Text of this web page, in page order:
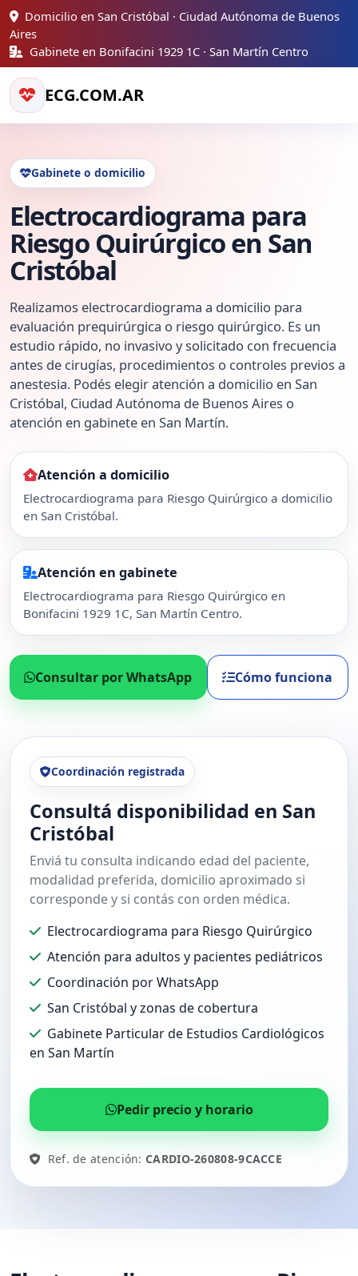
Domicilio en San Cristóbal · Ciudad Autónoma de Buenos
Aires
Gabinete en Bonifacini 1929 1C · San Martín Centro
ECG.COM.AR
Gabinete o domicilio
Electrocardiograma para
Riesgo Quirúrgico en San
Cristóbal
Realizamos electrocardiograma a domicilio para
evaluación prequirúrgica o riesgo quirúrgico. Es un
estudio rápido, no invasivo y solicitado con frecuencia
antes de cirugías, procedimientos o controles previos a
anestesia. Podés elegir atención a domicilio en San
Cristóbal, Ciudad Autónoma de Buenos Aires o
atención en gabinete en San Martín.
Atención a domicilio
Electrocardiograma para Riesgo Quirúrgico a domicilio
en San Cristóbal.
Atención en gabinete
Electrocardiograma para Riesgo Quirúrgico en
Bonifacini 1929 1C, San Martín Centro.
Consultar por WhatsApp Cómo funciona
Coordinación registrada
Consultá disponibilidad en San
Cristóbal
Enviá tu consulta indicando edad del paciente,
modalidad preferida, domicilio aproximado si
corresponde y si contás con orden médica.
Electrocardiograma para Riesgo Quirúrgico
Atención para adultos y pacientes pediátricos
Coordinación por WhatsApp
San Cristóbal y zonas de cobertura
Gabinete Particular de Estudios Cardiológicos
en San Martín
Pedir precio y horario
Ref. de atención:CARDIO-260808-9CACCE